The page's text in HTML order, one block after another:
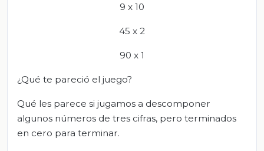
9 x 10
45 x 2
90 x 1
¿Qué te pareció el juego?
Qué les parece si jugamos a descomponer
algunos números de tres cifras, pero terminados
en cero para terminar.